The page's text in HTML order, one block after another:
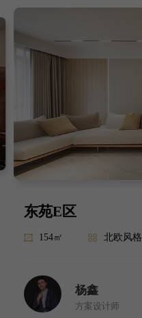
东苑E区
154㎡ 北欧风格
杨鑫
方案设计师